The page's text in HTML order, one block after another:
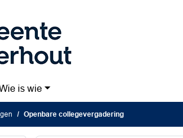
is wie
Openbare collegevergadering